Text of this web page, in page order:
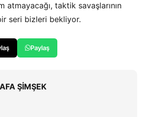
atmayacağı, taktik savaşlarının
seri bizleri bekliyor.
Paylaş
ŞİMŞEK